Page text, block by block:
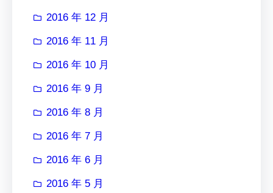
2016 年 12 月
2016 年 11 月
2016 年 10 月
2016 年 9 月
2016 年 8 月
2016 年 7 月
2016 年 6 月
2016 年 5 月